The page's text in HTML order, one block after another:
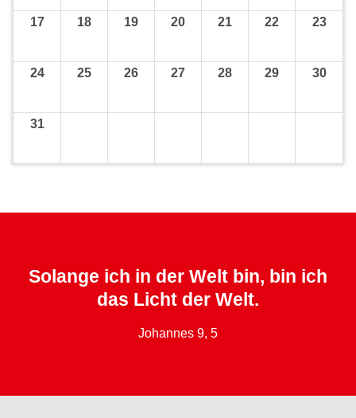
17 18 19 20 21 22 23
24 25 26 27 28 29 30
31
Solange ich in der Welt bin, bin ich
das Licht der Welt.
Johannes 9, 5